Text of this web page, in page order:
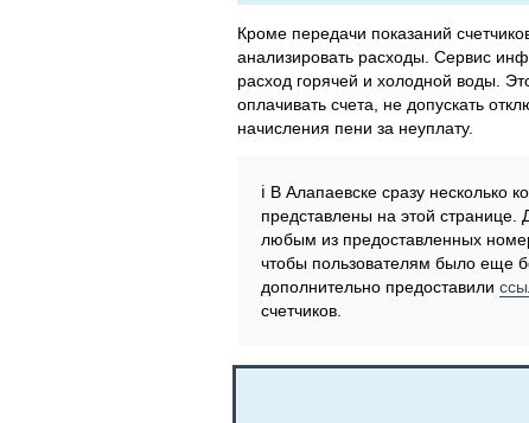
Кроме передачи показаний
анализировать расходы. Сервис
расход горячей и холодной воды.
оплачивать счета, не допускать
начисления пени за неуплату.
ℹ️ В Алапаевске сразу несколько
представлены на этой странице.
любым из предоставленных
чтобы пользователям было еще
дополнительно предоставили
счетчиков.